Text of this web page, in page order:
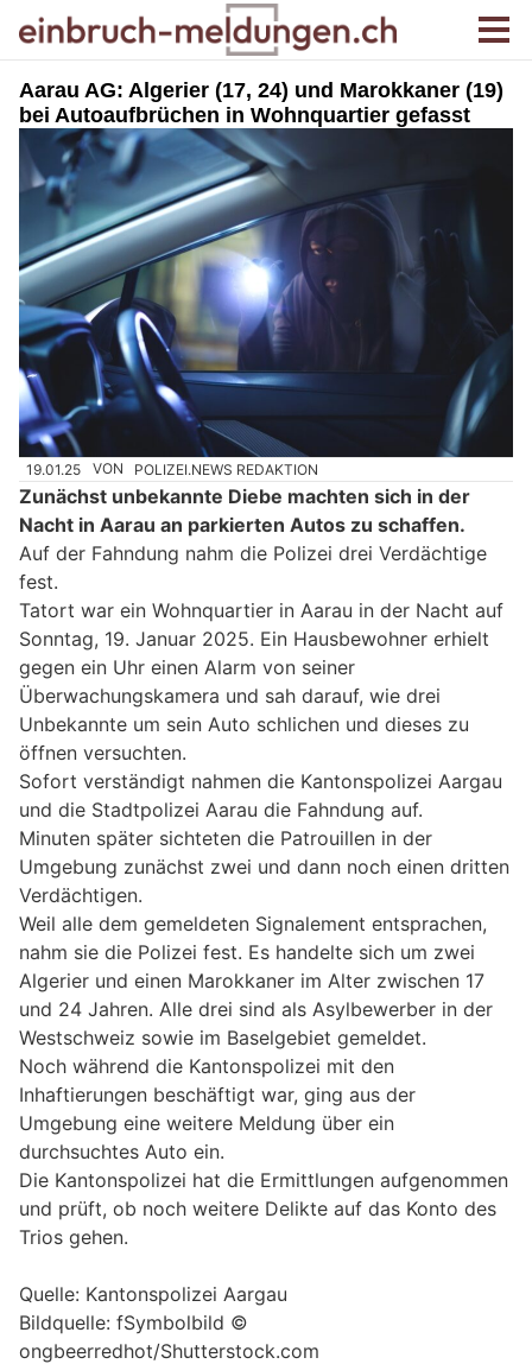
Aarau AG: Algerier (17, 24) und Marokkaner (19)
bei Autoaufbrüchen in Wohnquartier gefasst
19.01.25 VON POLIZEI.NEWS REDAKTION
Zunächst unbekannte Diebe machten sich in der
Nacht in Aarau an parkierten Autos zu schaffen.
Auf der Fahndung nahm die Polizei drei Verdächtige
fest.
Tatort war ein Wohnquartier in Aarau in der Nacht auf
Sonntag, 19. Januar 2025. Ein Hausbewohner erhielt
gegen ein Uhr einen Alarm von seiner
Überwachungskamera und sah darauf, wie drei
Unbekannte um sein Auto schlichen und dieses zu
öffnen versuchten.
Sofort verständigt nahmen die Kantonspolizei Aargau
und die Stadtpolizei Aarau die Fahndung auf.
Minuten später sichteten die Patrouillen in der
Umgebung zunächst zwei und dann noch einen dritten
Verdächtigen.
Weil alle dem gemeldeten Signalement entsprachen,
nahm sie die Polizei fest. Es handelte sich um zwei
Algerier und einen Marokkaner im Alter zwischen 17
und 24 Jahren. Alle drei sind als Asylbewerber in der
Westschweiz sowie im Baselgebiet gemeldet.
Noch während die Kantonspolizei mit den
Inhaftierungen beschäftigt war, ging aus der
Umgebung eine weitere Meldung über ein
durchsuchtes Auto ein.
Die Kantonspolizei hat die Ermittlungen aufgenommen
und prüft, ob noch weitere Delikte auf das Konto des
Trios gehen.
Quelle: Kantonspolizei Aargau
Bildquelle: fSymbolbild ©
ongbeerredhot/Shutterstock.com